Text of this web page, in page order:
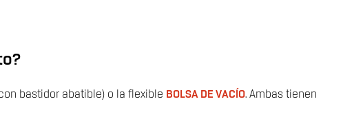
bastidor abatible) o la flexible BOLSA DE VACÍO. Ambas tienen